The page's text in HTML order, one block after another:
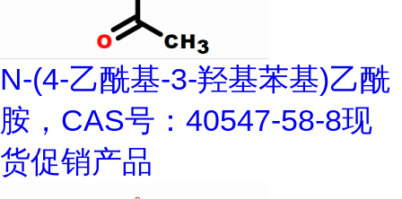
N-(4-乙酰基-3-羟基苯基)乙酰
胺，CAS号：40547-58-8现
货促销产品